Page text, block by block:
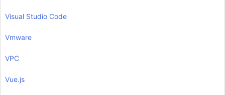
Visual Studio Code
Vmware
VPC
Vue.js